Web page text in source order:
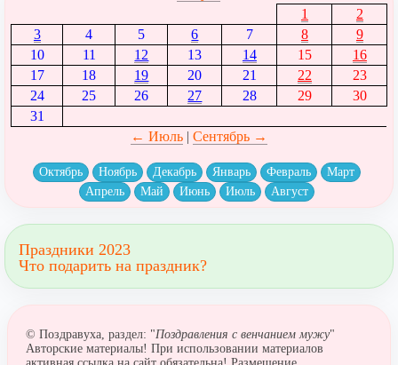
1
2
3
4 5 6 7 8
9
10
11 12 13 14 15
16
17
18 19 20 21 22
23
24
25 26 27 28 29
30
31
← Июль| Сентябрь →
Октябрь Ноябрь Декабрь Январь Февраль
Март
Апрель
Май Июнь Июль Август
Праздники 2023
Что подарить на праздник?
© Поздравуха, раздел: "Поздравления с венчанием мужу"
Авторские материалы! При использовании материалов